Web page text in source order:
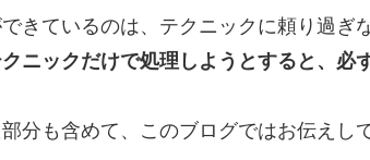
きているのは、テクニックに頼り過ぎ
ニックだけで処理しようとすると、必
分も含めて、このブログではお伝えし